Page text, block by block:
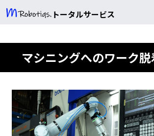
トータルサービス
マシニングへのワーク